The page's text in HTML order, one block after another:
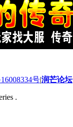
号|润芒论坛
.